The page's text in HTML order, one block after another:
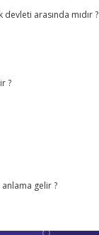
arasında mıdır ?
?
gelir ?